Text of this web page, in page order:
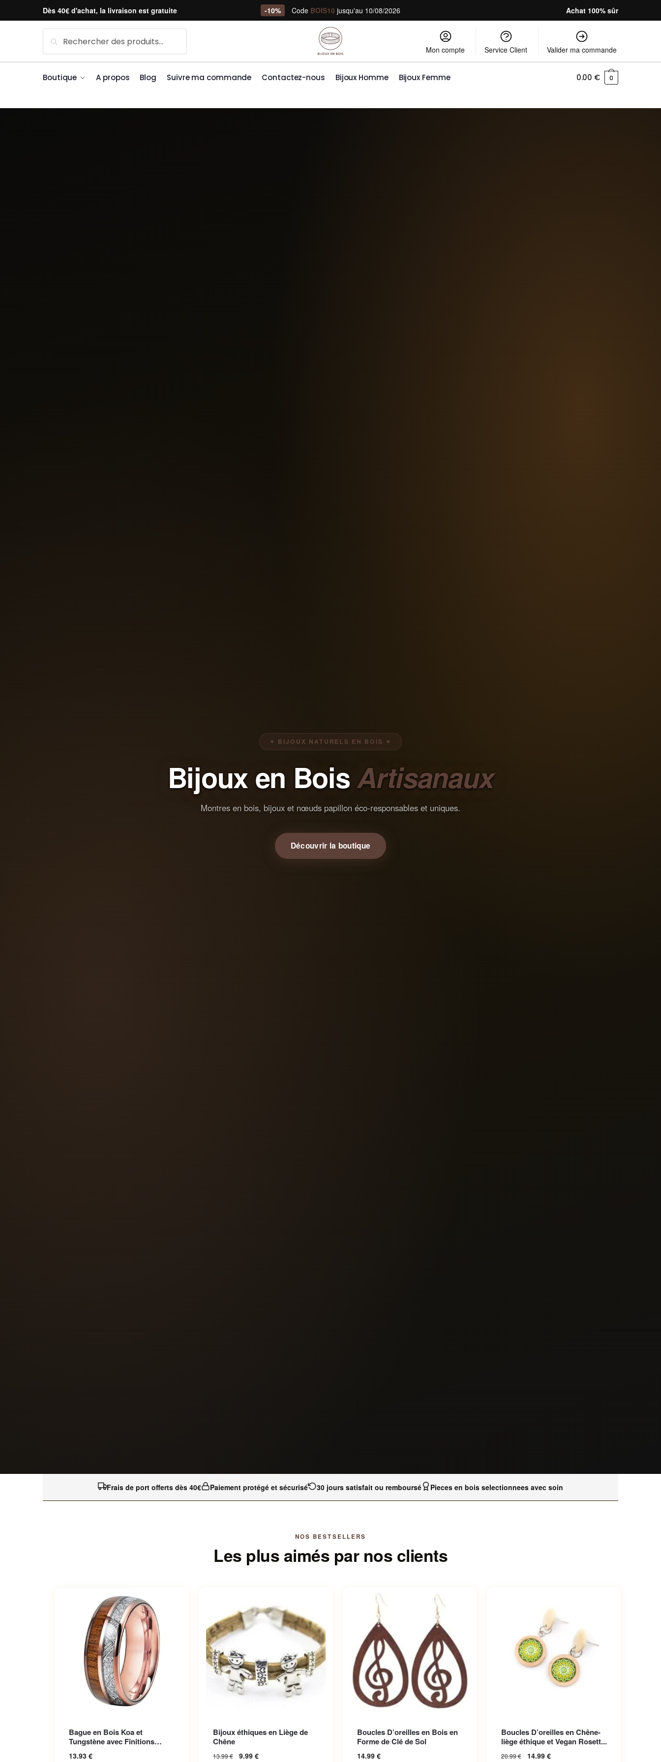
Skip to navigation
Skip to contentDès 40€ d'achat, la livraison est gratuite -10% Code BOIS10 jusqu'au 10/08/2026 Achat 100% sûr
Mon compte Service Client Valider ma commande
Boutique A propos Blog Suivre ma commande Contactez-nous Bijoux Homme Bijoux Femme 0.00 € 0
✦ BIJOUX NATURELS EN BOIS ✦
Bijoux en BoisArtisanaux
Montres en bois, bijoux et nœuds papillon éco-responsables et uniques.
Découvrir la boutique
Frais de port offerts dès 40€ Paiement protégé et sécurisé 30 jours satisfait ou remboursé Pieces en bois selectionnees avec soin
NOS BESTSELLERS
Les plus aimés par nos clients
Bague en Bois Koa et
Tungstène avec Finitions
13.93 €
Les options peuvent être choisies
Bijoux éthiques en Liège de
Chêne
13.99€ 9.99 €
Boucles D’oreilles en Bois en
Forme de Clé de Sol
14.99 €
Les options peuvent être choisies
Boucles D’oreilles en Chêne-
liège éthique et Vegan Rosett...
20.99€ 14.99 €